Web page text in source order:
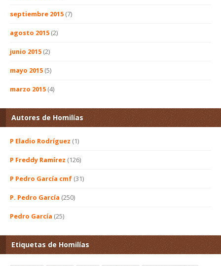
septiembre 2015 (7)
agosto 2015 (2)
junio 2015 (2)
mayo 2015 (5)
marzo 2015 (4)
Autores de Homilías
P Eladio Rodríguez (1)
P Freddy Ramírez (126)
P Pedro García cmf (31)
P. Pedro García (250)
Pedro García (25)
Etiquetas de Homilías